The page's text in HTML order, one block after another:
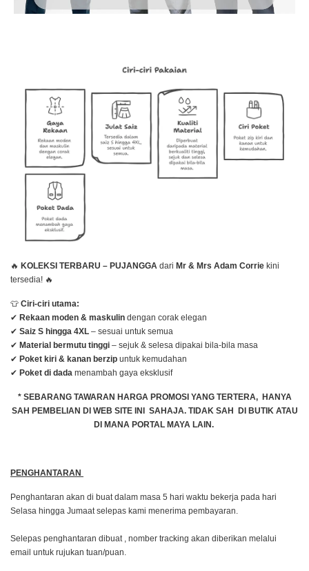
🔥 KOLEKSI TERBARU – PUJANGGA dari Mr & Mrs Adam Corrie kini
tersedia! 🔥
👕 Ciri-ciri utama:
✔ Rekaan moden & maskulin dengan corak elegan
✔ Saiz S hingga 4XL – sesuai untuk semua
✔ Material bermutu tinggi – sejuk & selesa dipakai bila-bila masa
✔ Poket kiri & kanan berzip untuk kemudahan
✔ Poket di dada menambah gaya eksklusif
* SEBARANG TAWARAN HARGA PROMOSI YANG TERTERA, HANYA
SAH PEMBELIAN DI WEB SITE INI SAHAJA. TIDAK SAH DI BUTIK ATAU
DI MANA PORTAL MAYA LAIN.
PENGHANTARAN
Penghantaran akan di buat dalam masa 5 hari waktu bekerja pada hari
Selasa hingga Jumaat selepas kami menerima pembayaran.
Selepas penghantaran dibuat , nomber tracking akan diberikan melalui
email untuk rujukan tuan/puan.